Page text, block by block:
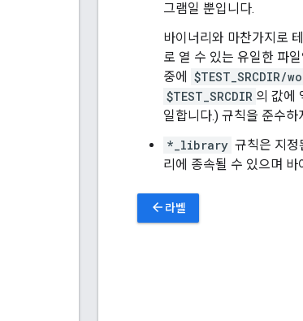
그램일 뿐입니다.
바이너리와 마찬가지로
로 열 수 있는 유일한 파
중에
$TEST_SRCDIR 의 값에
일합니다.) 규칙을 준수
*_library 규칙은 지정
리에 종속될 수 있으며
arrow_back 라벨